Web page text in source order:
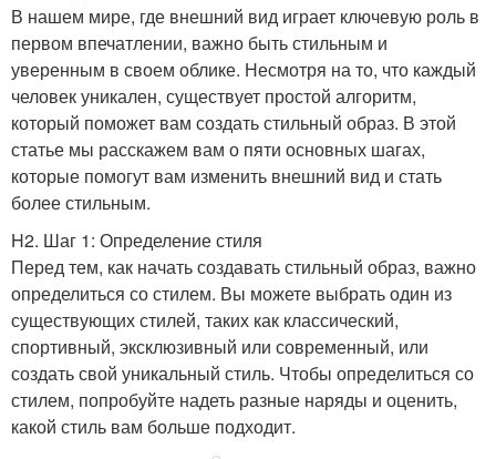
В нашем мире, где внешний вид играет ключевую роль в
первом впечатлении, важно быть стильным и
уверенным в своем облике. Несмотря на то, что каждый
человек уникален, существует простой алгоритм,
который поможет вам создать стильный образ. В этой
статье мы расскажем вам о пяти основных шагах,
которые помогут вам изменить внешний вид и стать
более стильным.
H2. Шаг 1: Определение стиля
Перед тем, как начать создавать стильный образ, важно
определиться со стилем. Вы можете выбрать один из
существующих стилей, таких как классический,
спортивный, эксклюзивный или современный, или
создать свой уникальный стиль. Чтобы определиться со
стилем, попробуйте надеть разные наряды и оценить,
какой стиль вам больше подходит.